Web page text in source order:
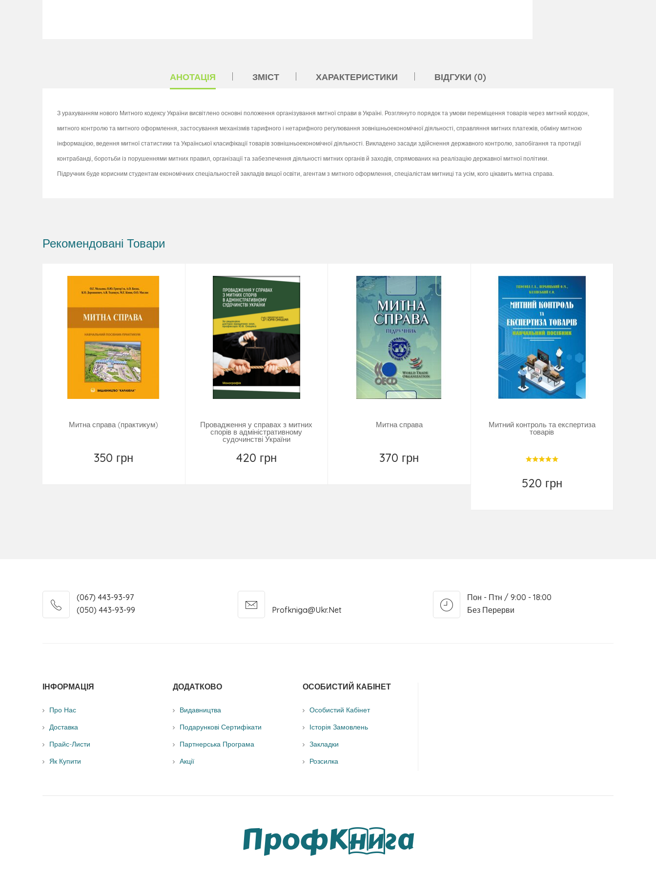
АНОТАЦІЯ ЗМІСТ ХАРАКТЕРИСТИКИ ВІДГУКИ (0)
З урахуванням нового Митного кодексу України висвітлено основні положення організування митної справи в Україні. Розглянуто порядок та умови переміщення товарів через митний кордон,
митного контролю та митного оформлення, застосування механізмів тарифного і нетарифного регулювання зовнішньоекономічної діяльності, справляння митних платежів, обміну митною
інформацією, ведення митної статистики та Української класифікації товарів зовнішньоекономічної діяльності. Викладено засади здійснення державного контролю, запобігання та протидії
контрабанді, боротьби із порушеннями митних правил, організації та забезпечення діяльності митних органів й заходів, спрямованих на реалізацію державної митної політики.
Підручник буде корисним студентам економічних спеціальностей закладів вищої освіти, агентам з митного оформлення, спеціалістам митниці та усім, кого цікавить митна справа.
Рекомендовані Товари
Митна справа (практикум)
350 грн
Провадження у справах з митних
спорів в адміністративному
судочинстві України
420 грн
Митна справа
370 грн
Митний контроль та експертиза
товарів
520 грн
(067) 443-93-97
(050) 443-93-99
Profkniga@ukr.net
Пон - Птн / 9:00 - 18:00
Без Перерви
ІНФОРМАЦІЯ
Про Нас
Доставка
Прайс-Листи
Як Купити
ДОДАТКОВО
Видавництва
Подарункові Сертифікати
Партнерська Програма
Акції
ОСОБИСТИЙ КАБІНЕТ
Особистий Кабінет
Історія Замовлень
Закладки
Розсилка